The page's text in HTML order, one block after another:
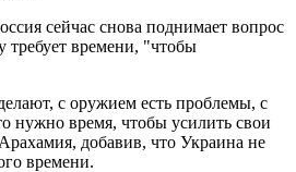
сейчас снова поднимает вопрос
требует времени, "чтобы
с оружием есть проблемы, с
нужно время, чтобы усилить свои
добавив, что Украина не
времени.